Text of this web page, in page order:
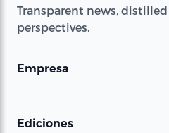
Transparent news,
perspectives.
Empresa
Ediciones